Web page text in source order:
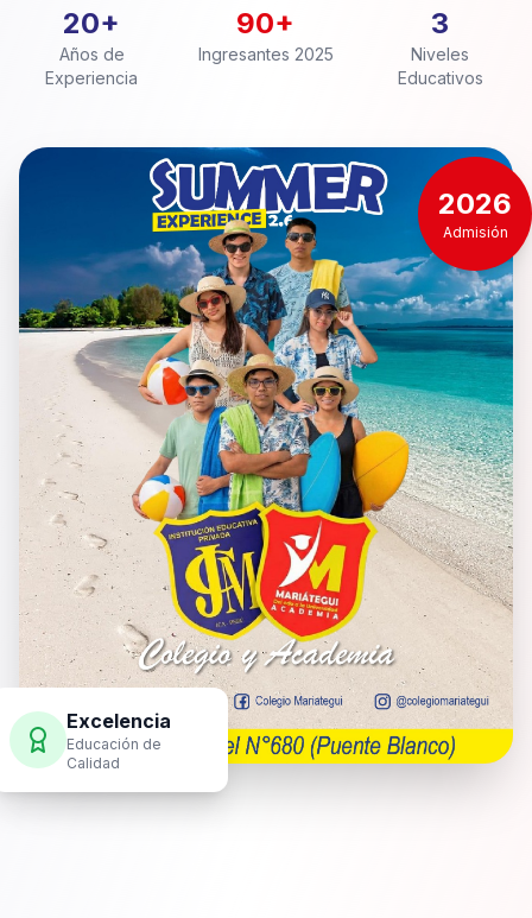
20+
Años de
Experiencia
90+
Ingresantes 2025
3
Niveles
Educativos
Excelencia
Educación de
Calidad
2026
Admisión